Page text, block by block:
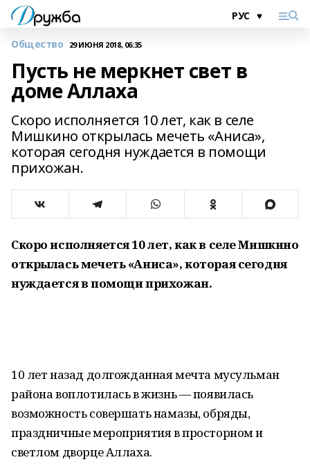
Общество 29 ИЮНЯ 2018, 06:35
Пусть не меркнет свет в
доме Аллаха
Скоро исполняется 10 лет, как в селе
Мишкино открылась мечеть «Аниса»,
которая сегодня нуждается в помощи
прихожан.
Скоро исполняется 10 лет, как в селе Мишкино
открылась мечеть «Аниса», которая сегодня
нуждается в помощи прихожан.
10 лет назад долгожданная мечта мусульман
района воплотилась в жизнь — появилась
возможность совершать намазы, обряды,
праздничные мероприятия в просторном и
светлом дворце Аллаха.